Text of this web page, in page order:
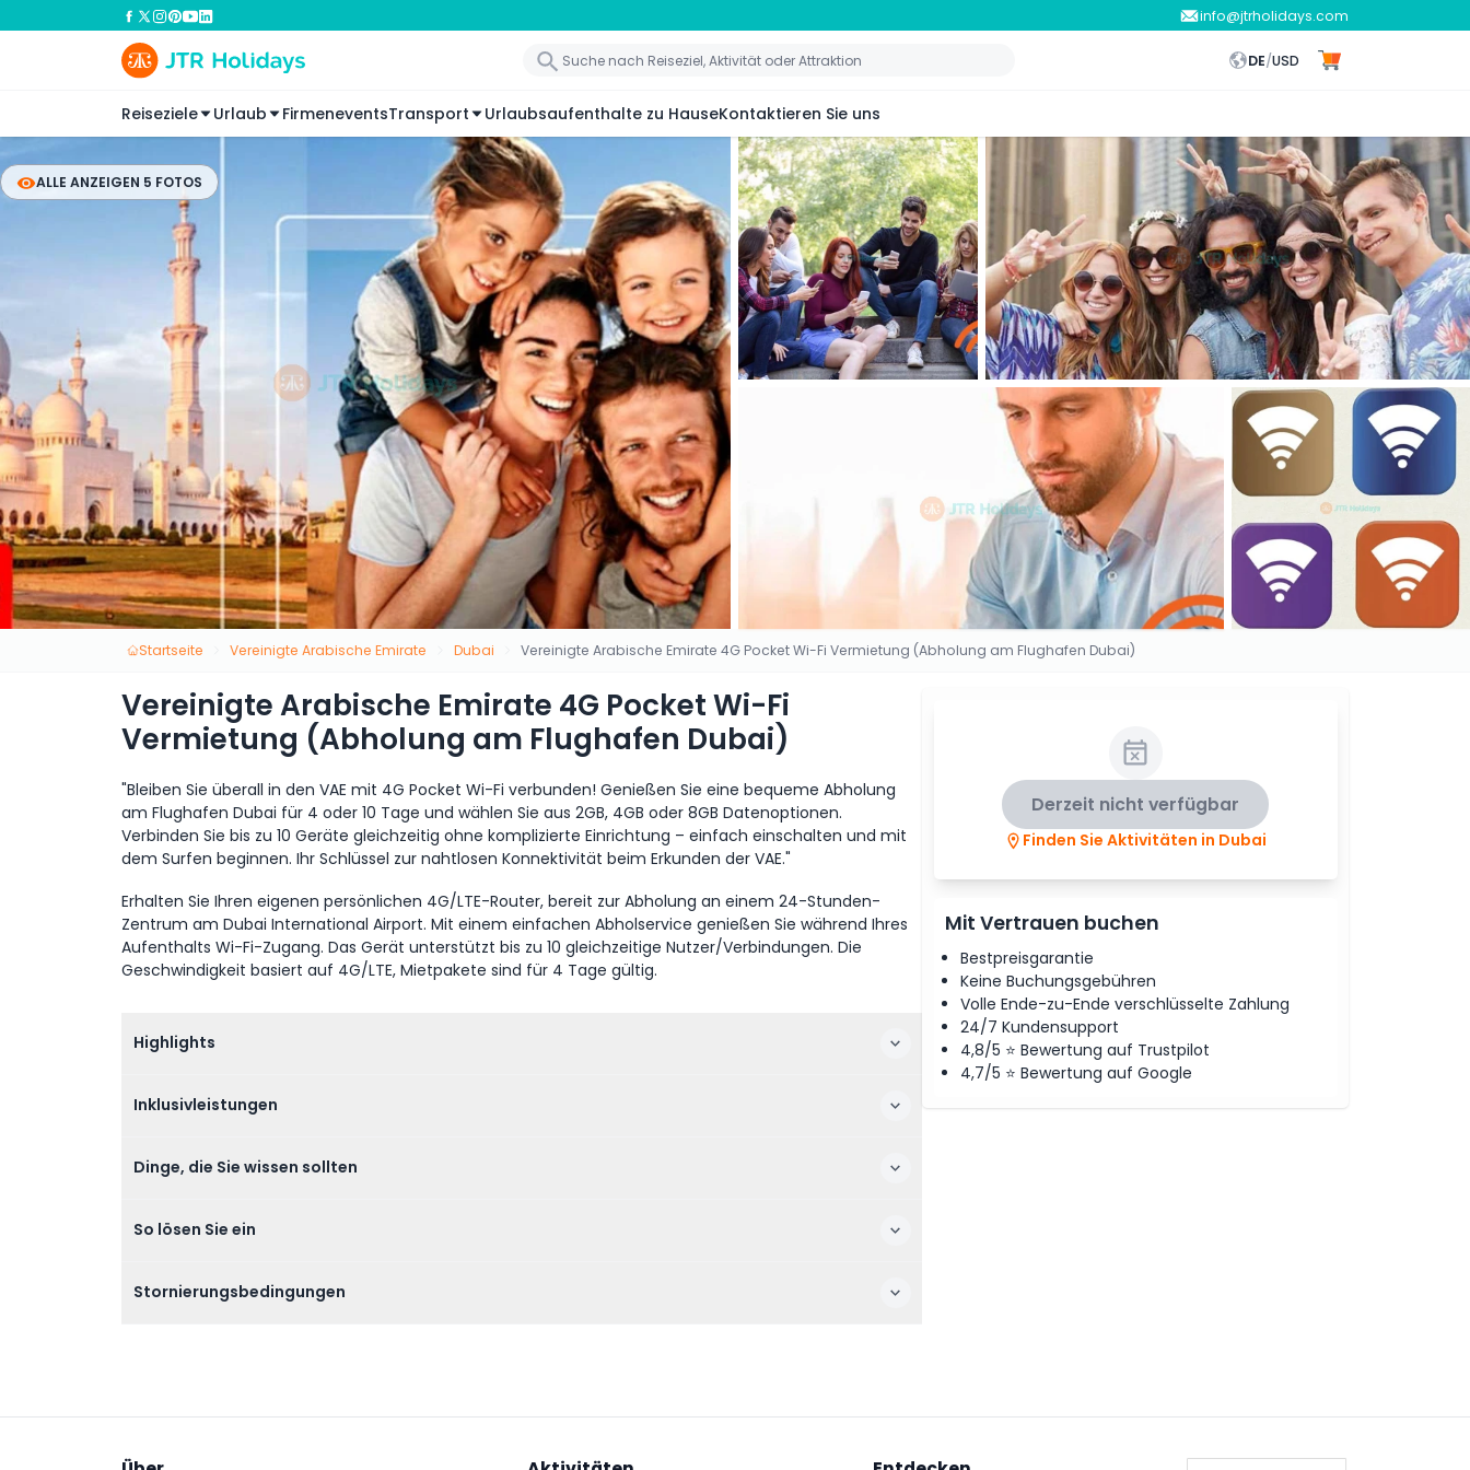
info@jtrholidays.com
DE/USD
Reiseziele Urlaub FirmeneventsTransport Urlaubsaufenthalte zu HauseKontaktieren Sie uns
ALLE ANZEIGEN 5 FOTOS
Startseite Vereinigte Arabische Emirate Dubai Vereinigte Arabische Emirate 4G Pocket Wi-Fi Vermietung (Abholung am Flughafen Dubai)
Vereinigte Arabische Emirate 4G Pocket Wi-Fi
Vermietung (Abholung am Flughafen Dubai)
"Bleiben Sie überall in den VAE mit 4G Pocket Wi-Fi verbunden! Genießen Sie eine bequeme Abholung
am Flughafen Dubai für 4 oder 10 Tage und wählen Sie aus 2GB, 4GB oder 8GB Datenoptionen.
Verbinden Sie bis zu 10 Geräte gleichzeitig ohne komplizierte Einrichtung – einfach einschalten und mit
dem Surfen beginnen. Ihr Schlüssel zur nahtlosen Konnektivität beim Erkunden der VAE."
Erhalten Sie Ihren eigenen persönlichen 4G/LTE-Router, bereit zur Abholung an einem 24-Stunden-
Zentrum am Dubai International Airport. Mit einem einfachen Abholservice genießen Sie während Ihres
Aufenthalts Wi-Fi-Zugang. Das Gerät unterstützt bis zu 10 gleichzeitige Nutzer/Verbindungen. Die
Geschwindigkeit basiert auf 4G/LTE, Mietpakete sind für 4 Tage gültig.
Highlights
Inklusivleistungen
Dinge, die Sie wissen sollten
So lösen Sie ein
Stornierungsbedingungen
Derzeit nicht verfügbar
Finden Sie Aktivitäten in Dubai
Mit Vertrauen buchen
Bestpreisgarantie
Keine Buchungsgebühren
Volle Ende-zu-Ende verschlüsselte Zahlung
24/7 Kundensupport
4,8/5 ⭐ Bewertung auf Trustpilot
4,7/5 ⭐ Bewertung auf Google